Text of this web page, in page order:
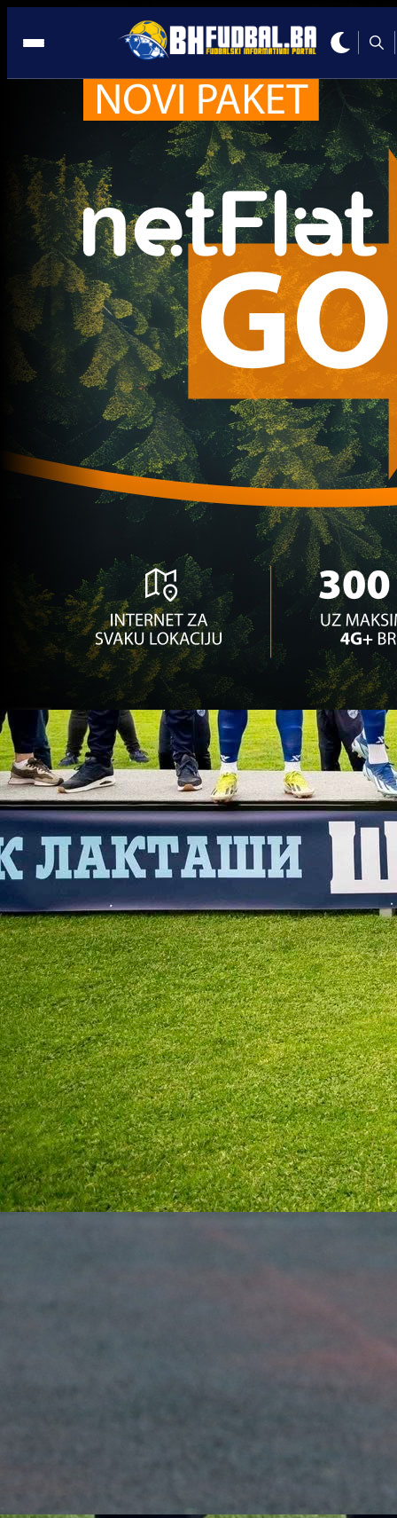
1. liga RS
1. liga RS
Treba li Nebojša Đekanović podnijeti ostavku?
1 sedmica 5 dan
1. liga RS
Zvijezda 09 primila deset golova u dva dana,
Đekanoviću se trese klupa
2 sedmica 5 dan
1. liga RS
Vlado Jagodić: Očekuje me možda najteži
mojoj karijeri
1 mjesec 2 sedmica